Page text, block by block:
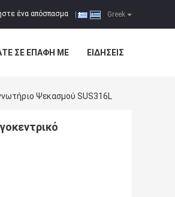
Greek
ένα απόσπασμα
ΣΕ ΕΠΑΦΉ ΜΕ ΕΙΔΉΣΕΙΣ
Ψεκασμού SUS316L